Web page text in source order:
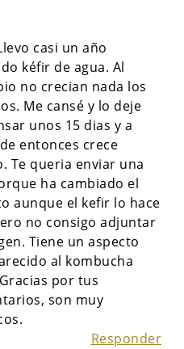
casi un año
kéfir de agua. Al
no crecian nada los
Me cansé y lo deje
unos 15 dias y a
entonces crece
Te queria enviar una
ha cambiado el
aunque el kefir lo hace
no consigo adjuntar
Tiene un aspecto
al kombucha
Gracias por tus
son muy
Responder